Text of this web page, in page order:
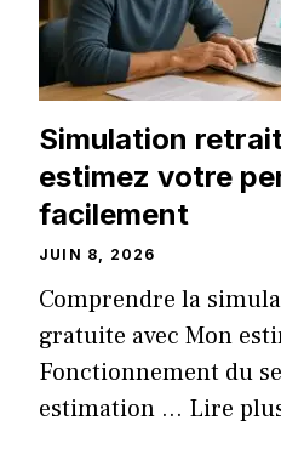
Simulation
estimez votre
facilement
JUIN 8, 2026
Comprendre la
gratuite avec Mon
Fonctionnement du
estimation ... Lire